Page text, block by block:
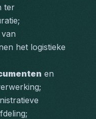
ter
het logistieke
en